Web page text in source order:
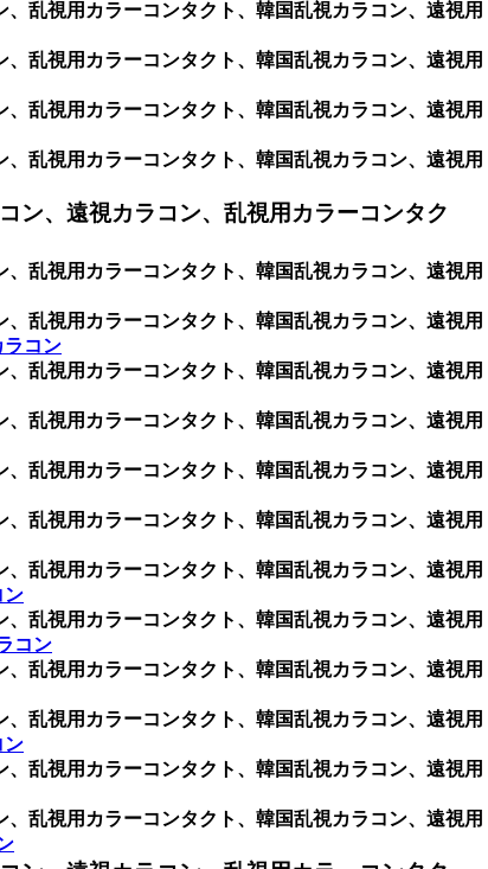
乱視用カラーコンタクト、韓国乱視カラコン、遠視用
乱視用カラーコンタクト、韓国乱視カラコン、遠視用
乱視用カラーコンタクト、韓国乱視カラコン、遠視用
乱視用カラーコンタクト、韓国乱視カラコン、遠視用
ン、遠視カラコン、乱視用カラーコンタク
乱視用カラーコンタクト、韓国乱視カラコン、遠視用
乱視用カラーコンタクト、韓国乱視カラコン、遠視用
ラコン
乱視用カラーコンタクト、韓国乱視カラコン、遠視用
乱視用カラーコンタクト、韓国乱視カラコン、遠視用
乱視用カラーコンタクト、韓国乱視カラコン、遠視用
乱視用カラーコンタクト、韓国乱視カラコン、遠視用
乱視用カラーコンタクト、韓国乱視カラコン、遠視用
ン
乱視用カラーコンタクト、韓国乱視カラコン、遠視用
コン
乱視用カラーコンタクト、韓国乱視カラコン、遠視用
乱視用カラーコンタクト、韓国乱視カラコン、遠視用
ン
乱視用カラーコンタクト、韓国乱視カラコン、遠視用
乱視用カラーコンタクト、韓国乱視カラコン、遠視用